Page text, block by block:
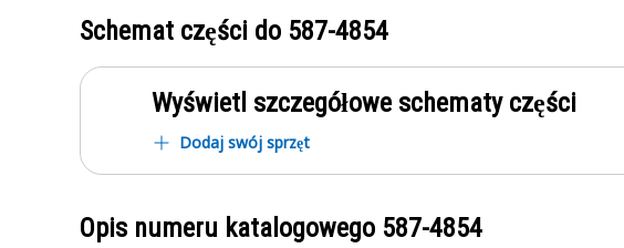
Schemat części do 587-4854
Wyświetl szczegółowe schematy części
Dodaj swój sprzęt
Opis numeru katalogowego 587-4854